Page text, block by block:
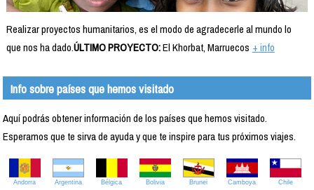
Realizar proyectos humanitarios, es el modo de agradecerle al mundo lo
que nos ha dado.ÚLTIMO PROYECTO:El Khorbat, Marruecos + info
Info sobre países que hemos visitado
Aquí podrás obtener información de los países que hemos visitado.
Esperamos que te sirva de ayuda y que te inspire para tus próximos viajes.
Andorra Argentina Bélgica Bolivia Brunei Camboya Chile